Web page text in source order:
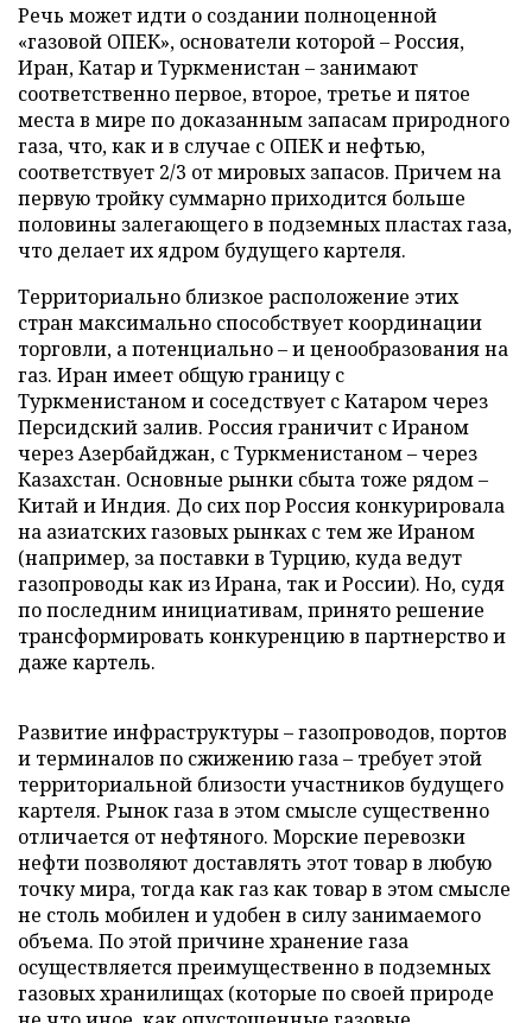
Речь может идти о создании полноценной
«газовой ОПЕК», основатели которой – Россия,
Иран, Катар и Туркменистан – занимают
соответственно первое, второе, третье и пятое
места в мире по доказанным запасам природного
газа, что, как и в случае с ОПЕК и нефтью,
соответствует 2/3 от мировых запасов. Причем на
первую тройку суммарно приходится больше
половины залегающего в подземных пластах газа,
что делает их ядром будущего картеля.
Территориально близкое расположение этих
стран максимально способствует координации
торговли, а потенциально – и ценообразования на
газ. Иран имеет общую границу с
Туркменистаном и соседствует с Катаром через
Персидский залив. Россия граничит с Ираном
через Азербайджан, с Туркменистаном – через
Казахстан. Основные рынки сбыта тоже рядом –
Китай и Индия. До сих пор Россия конкурировала
на азиатских газовых рынках с тем же Ираном
(например, за поставки в Турцию, куда ведут
газопроводы как из Ирана, так и России). Но, судя
по последним инициативам, принято решение
трансформировать конкуренцию в партнерство и
даже картель.
Развитие инфраструктуры – газопроводов, портов
и терминалов по сжижению газа – требует этой
территориальной близости участников будущего
картеля. Рынок газа в этом смысле существенно
отличается от нефтяного. Морские перевозки
нефти позволяют доставлять этот товар в любую
точку мира, тогда как газ как товар в этом смысле
не столь мобилен и удобен в силу занимаемого
объема. По этой причине хранение газа
осуществляется преимущественно в подземных
газовых хранилищах (которые по своей природе